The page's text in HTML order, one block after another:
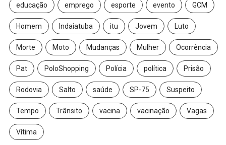
educação emprego esporte evento GCM
Homem Indaiatuba itu Jovem Luto
Morte Moto Mudanças Mulher Ocorrência
Pat PoloShopping Polícia política Prisão
Rodovia Salto saúde SP-75 Suspeito
Tempo Trânsito vacina vacinação Vagas
Vítima